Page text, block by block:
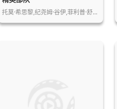
托莫·希思黎,纪尧姆·谷伊,菲利普·舒…